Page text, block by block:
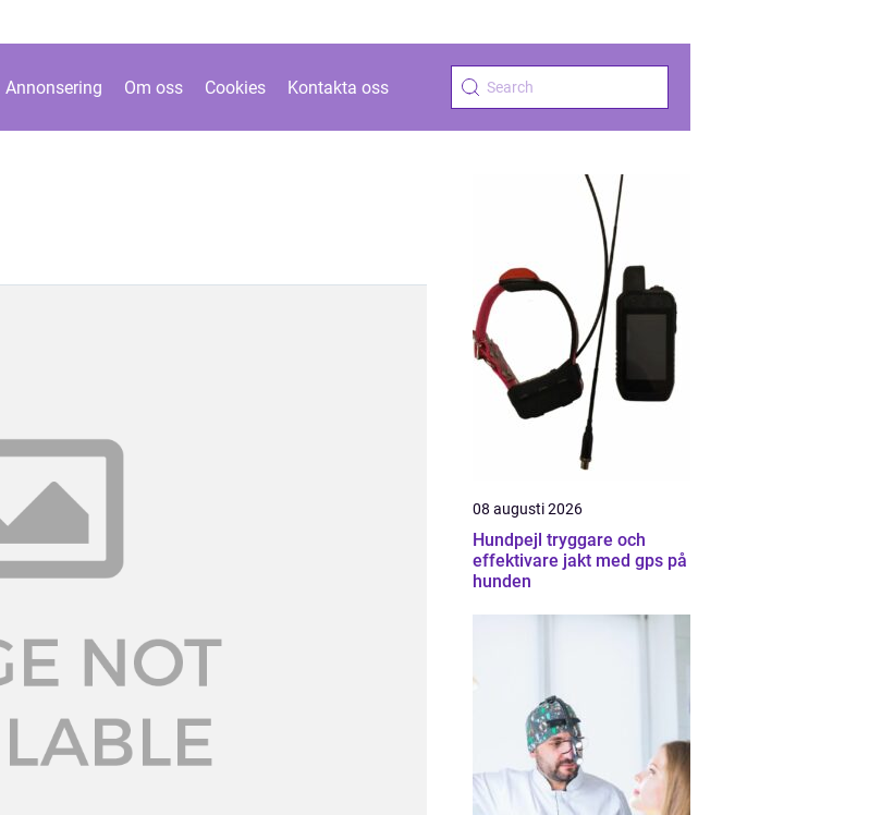
Annonsering Om oss Cookies Kontakta oss
08 augusti 2026
Hundpejl tryggare och
effektivare jakt med gps på
hunden